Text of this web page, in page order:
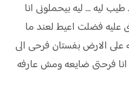
ليه ... ليه بيحملونى انا
عليه فضلت اعيط لعند ما
الارض بفستان فرحى الى
فرحتى ضايعه ومش عارفه